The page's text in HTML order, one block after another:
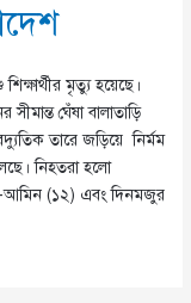
মৃত্যু হয়েছে।
ঘেঁষা বালাতাড়ি
তারে জড়িয়ে নির্মম
নিহতরা হলো
আমিন (১২) এবং দিনমজুর